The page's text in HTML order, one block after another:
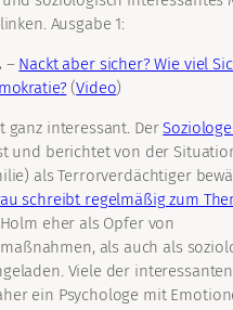
Ausgabe 1:
– Nackt aber sicher? Wie viel
(Video)
ganz interessant. Der
und berichtet von der
als Terrorverdächtiger
schreibt regelmäßig zum
eher als Opfer von
als auch als
Viele der interessanten
ein Psychologe mit